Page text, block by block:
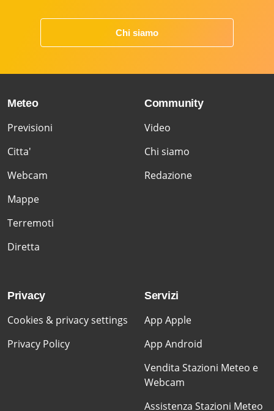
Chi siamo
Meteo
Previsioni
Citta'
Webcam
Mappe
Terremoti
Diretta
Community
Video
Chi siamo
Redazione
Privacy
Cookies & privacy settings
Privacy Policy
Servizi
App Apple
App Android
Vendita Stazioni Meteo e
Webcam
Assistenza Stazioni Meteo